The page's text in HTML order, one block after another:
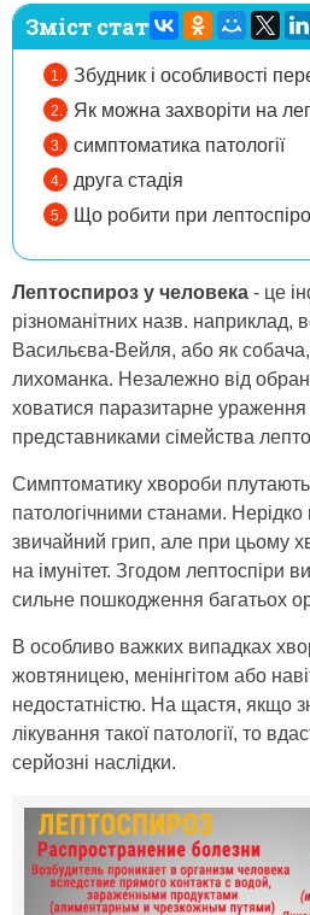
Зміст статті:
Збудник і особливості
Як можна захворіти на
симптоматика патології
друга стадія
Що робити при
Лептоспироз у человека - це
різноманітних назв. наприклад,
Васильєва-Вейля, або як
лихоманка. Незалежно від
ховатися паразитарне ураження
представниками сімейства
Симптоматику хвороби плутають
патологічними станами.
звичайний грип, але при цьому
на імунітет. Згодом лептоспіри
сильне пошкодження багатьох
В особливо важких випадках
жовтяницею, менінгітом або
недостатністю. На щастя, якщо
лікування такої патології, то
серйозні наслідки.